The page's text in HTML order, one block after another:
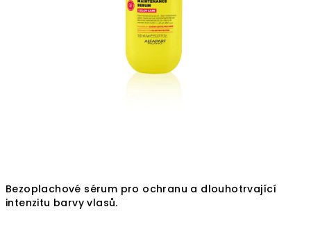
Bezoplachové sérum pro ochranu a dlouhotrvající
intenzitu barvy vlasů.